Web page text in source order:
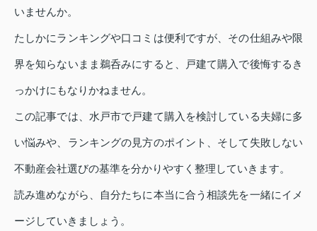
いませんか。
たしかにランキングや口コミは便利ですが、その仕組みや限
界を知らないまま鵜呑みにすると、戸建て購入で後悔するき
っかけにもなりかねません。
この記事では、水戸市で戸建て購入を検討している夫婦に多
い悩みや、ランキングの見方のポイント、そして失敗しない
不動産会社選びの基準を分かりやすく整理していきます。
読み進めながら、自分たちに本当に合う相談先を一緒にイメ
ージしていきましょう。